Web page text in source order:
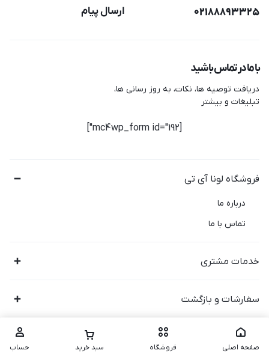
02188893325 ارسال پیام
با ما در تماس باشید
دریافت توصیه ها، نکات، به روز رسانی ها،
تبلیغات و بیشتر
[mc4wp_form id="192"]
فروشگاه لونا آی تی
درباره ما
تماس با ما
خدمات مشتری
سفارشات و بازگشت
صفحه اصلی فروشگاه سبد خرید حساب